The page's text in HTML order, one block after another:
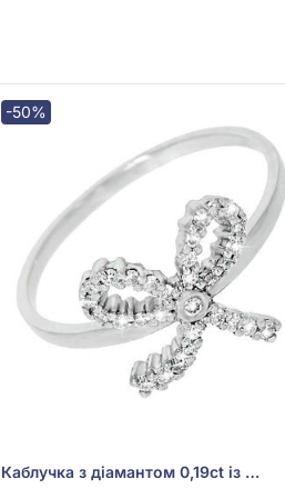
-50%
Каблучка з діамантом 0,19ct із білого золота 750°, арт. 3-38403